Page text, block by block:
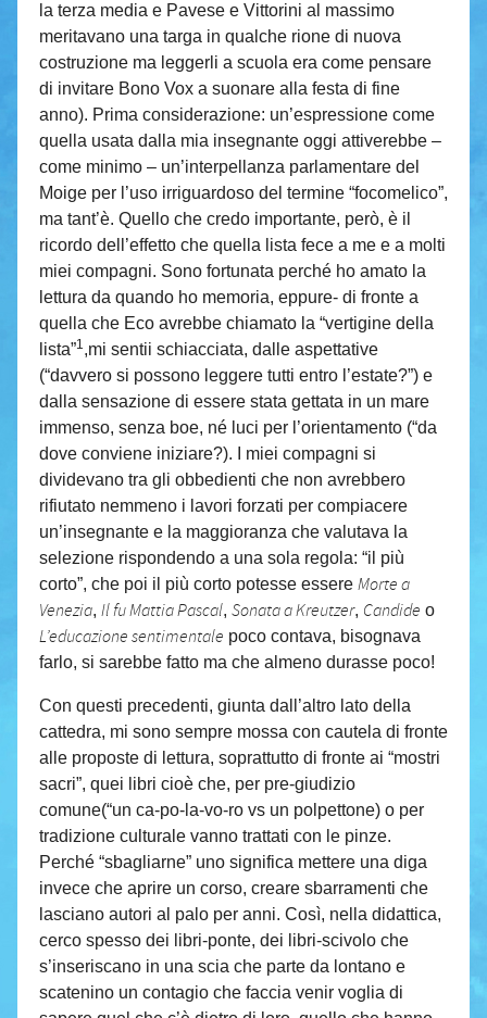
la terza media e Pavese e Vittorini al massimo
meritavano una targa in qualche rione di nuova
costruzione ma leggerli a scuola era come pensare
di invitare Bono Vox a suonare alla festa di fine
anno). Prima considerazione: un’espressione come
quella usata dalla mia insegnante oggi attiverebbe –
come minimo – un’interpellanza parlamentare del
Moige per l’uso irriguardoso del termine “focomelico”,
ma tant’è. Quello che credo importante, però, è il
ricordo dell’effetto che quella lista fece a me e a molti
miei compagni. Sono fortunata perché ho amato la
lettura da quando ho memoria, eppure- di fronte a
quella che Eco avrebbe chiamato la “vertigine della
lista”1,mi sentii schiacciata, dalle aspettative
(“davvero si possono leggere tutti entro l’estate?”) e
dalla sensazione di essere stata gettata in un mare
immenso, senza boe, né luci per l’orientamento (“da
dove conviene iniziare?). I miei compagni si
dividevano tra gli obbedienti che non avrebbero
rifiutato nemmeno i lavori forzati per compiacere
un’insegnante e la maggioranza che valutava la
selezione rispondendo a una sola regola: “il più
corto”, che poi il più corto potesse essere Morte a
Venezia, Il fu Mattia Pascal, Sonata a Kreutzer, Candide o
L’educazione sentimentale poco contava, bisognava
farlo, si sarebbe fatto ma che almeno durasse poco!
Con questi precedenti, giunta dall’altro lato della
cattedra, mi sono sempre mossa con cautela di fronte
alle proposte di lettura, soprattutto di fronte ai “mostri
sacri”, quei libri cioè che, per pre-giudizio
comune(“un ca-po-la-vo-ro vs un polpettone) o per
tradizione culturale vanno trattati con le pinze.
Perché “sbagliarne” uno significa mettere una diga
invece che aprire un corso, creare sbarramenti che
lasciano autori al palo per anni. Così, nella didattica,
cerco spesso dei libri-ponte, dei libri-scivolo che
s’inseriscano in una scia che parte da lontano e
scatenino un contagio che faccia venir voglia di